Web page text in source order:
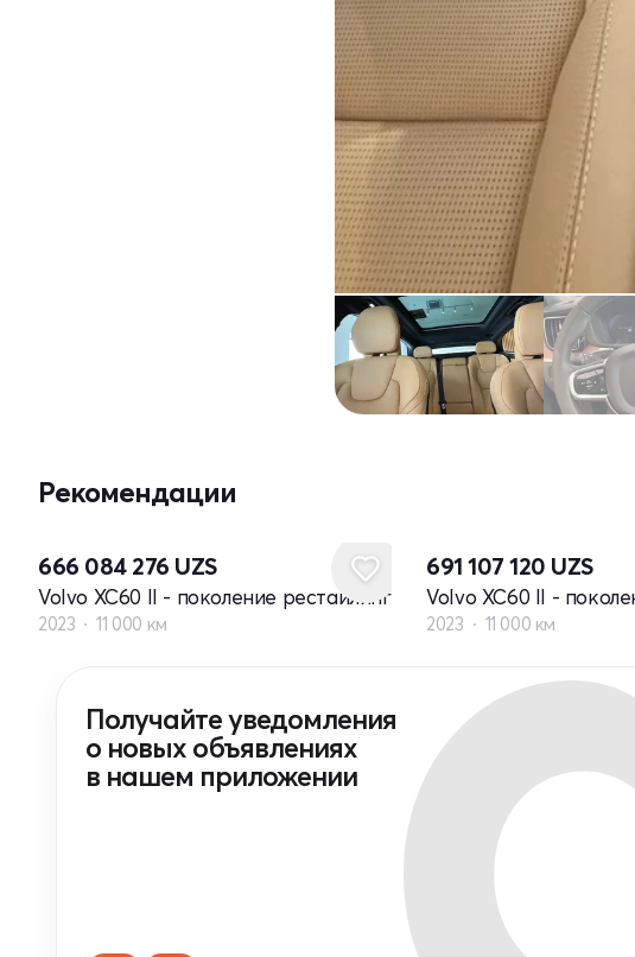
Рекомендации
666 084 276 UZS
Volvo XC60 II - поколение рестайлинг
2023 11 000 км
691 107 120 UZS
Volvo XC60 II -
2023 11 000 км
Получайте уведомления
о новых объявлениях
в нашем приложении